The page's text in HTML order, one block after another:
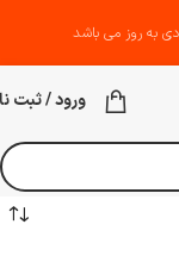
به روز می باشد
ورود / ثبت